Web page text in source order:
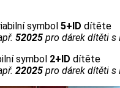
symbol 5+ID dítěte
52025 pro dárek dítěti s
symbol 2+ID dítěte
22025 pro dárek dítěti s